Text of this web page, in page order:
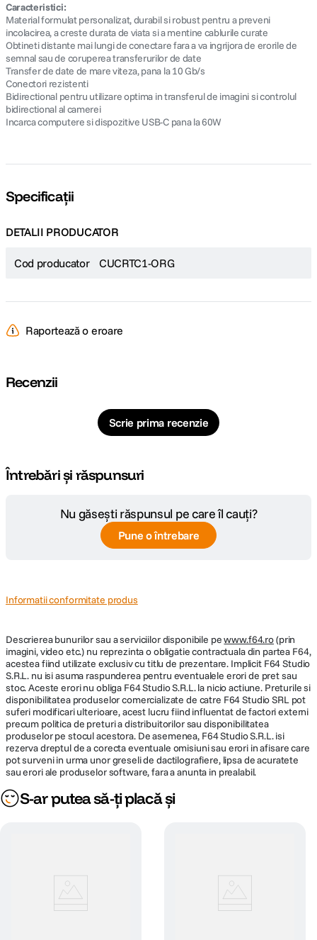
Caracteristici:
Material formulat personalizat, durabil si robust pentru a preveni
incolacirea, a creste durata de viata si a mentine cablurile curate
Obtineti distante mai lungi de conectare fara a va ingrijora de erorile de
semnal sau de coruperea transferurilor de date
Transfer de date de mare viteza, pana la 10 Gb/s
Conectori rezistenti
Bidirectional pentru utilizare optima in transferul de imagini si controlul
bidirectional al camerei
Incarca computere si dispozitive USB-C pana la 60W
Specificații
DETALII PRODUCATOR
Cod producator CUCRTC1-ORG
Raportează o eroare
Recenzii
Scrie prima recenzie
Întrebări și răspunsuri
Nu găsești răspunsul pe care îl cauți?
Pune o întrebare
Informatii conformitate produs
Descrierea bunurilor sau a serviciilor disponibile pewww.f64.ro(prin
imagini, video etc.) nu reprezinta o obligatie contractuala din partea F64,
acestea fiind utilizate exclusiv cu titlu de prezentare. Implicit F64 Studio
S.R.L. nu isi asuma raspunderea pentru eventualele erori de pret sau
stoc. Aceste erori nu obliga F64 Studio S.R.L. la nicio actiune. Preturile si
disponibilitatea produselor comercializate de catre F64 Studio SRL pot
suferi modificari ulterioare, acest lucru fiind influentat de factori externi
precum politica de preturi a distribuitorilor sau disponibilitatea
produselor pe stocul acestora. De asemenea, F64 Studio S.R.L. isi
rezerva dreptul de a corecta eventuale omisiuni sau erori in afisare care
pot surveni in urma unor greseli de dactilografiere, lipsa de acuratete
sau erori ale produselor software, fara a anunta in prealabil.
S-ar putea să-ți placă și